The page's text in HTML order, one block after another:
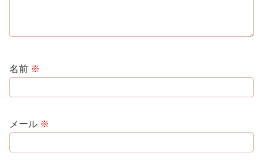
名前 ※
メール ※